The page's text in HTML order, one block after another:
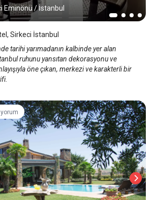
Eminönü/İstanbul
Sirkeci İstanbul
tarihi yarımadanın kalbinde yer alan
ruhunu yansıtan dekorasyonu ve
öne çıkan, merkezi ve karakterli bir